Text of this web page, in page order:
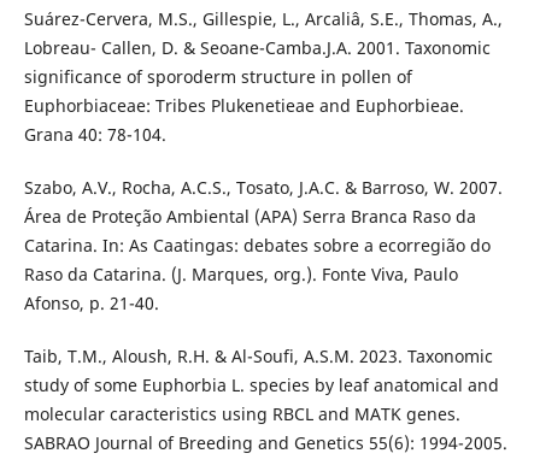
Suárez-Cervera, M.S., Gillespie, L., Arcaliâ, S.E., Thomas, A.,
Lobreau- Callen, D. & Seoane-Camba.J.A. 2001. Taxonomic
significance of sporoderm structure in pollen of
Euphorbiaceae: Tribes Plukenetieae and Euphorbieae.
Grana 40: 78-104.
Szabo, A.V., Rocha, A.C.S., Tosato, J.A.C. & Barroso, W. 2007.
Área de Proteção Ambiental (APA) Serra Branca Raso da
Catarina. In: As Caatingas: debates sobre a ecorregião do
Raso da Catarina. (J. Marques, org.). Fonte Viva, Paulo
Afonso, p. 21-40.
Taib, T.M., Aloush, R.H. & Al-Soufi, A.S.M. 2023. Taxonomic
study of some Euphorbia L. species by leaf anatomical and
molecular caracteristics using RBCL and MATK genes.
SABRAO Journal of Breeding and Genetics 55(6): 1994-2005.